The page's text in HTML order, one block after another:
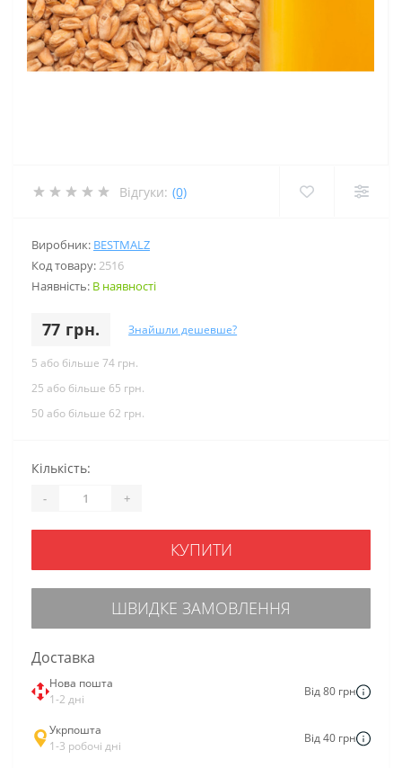
Відгуки: (0)
Виробник: BESTMALZ
Код товару:2516
Наявність: В наявності
77 грн. Знайшли дешевше?
5 або більше 74 грн.
25 або більше 65 грн.
50 або більше 62 грн.
Кількість:
- +
КУПИТИ
ШВИДКЕ ЗАМОВЛЕННЯ
Доставка
Нова пошта
1-2 дні
Від 80 грн
Укрпошта
1-3 робочі дні
Від 40 грн